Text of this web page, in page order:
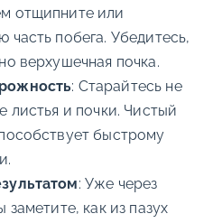
отщипните или
часть побега. Убедитесь,
верхушечная почка.
: Старайтесь не
листья и почки. Чистый
быстрому
: Уже через
заметите, как из пазух